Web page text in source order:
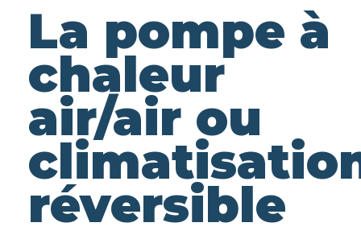
La pompe à
chaleur
air/air ou
réversible